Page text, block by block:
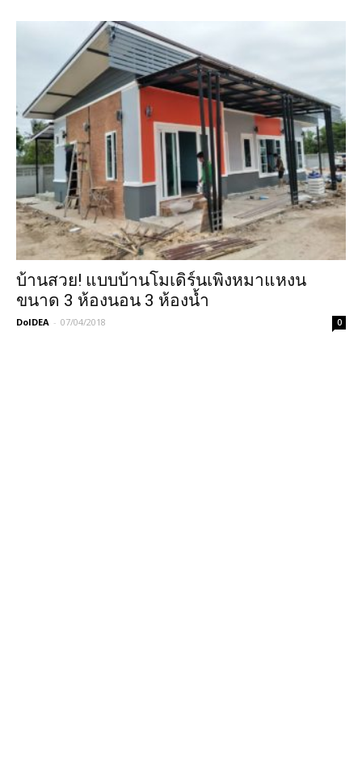
บ้านสวย! แบบบ้านโมเดิร์นเพิงหมาแหงน
ขนาด 3 ห้องนอน 3 ห้องน้ำ
DoIDEA - 07/04/2018 0